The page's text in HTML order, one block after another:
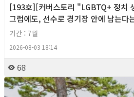
[193호][커버스토리 "LGBTQ+ 정치
그럼에도, 선수로 경기장 안에 남는다
기간 : 7월
2026-08-03 18:14
68